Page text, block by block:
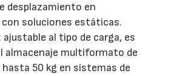
desplazamiento en
soluciones estáticas.
al tipo de carga, es
almacenaje multiformato de
50 kg en sistemas de